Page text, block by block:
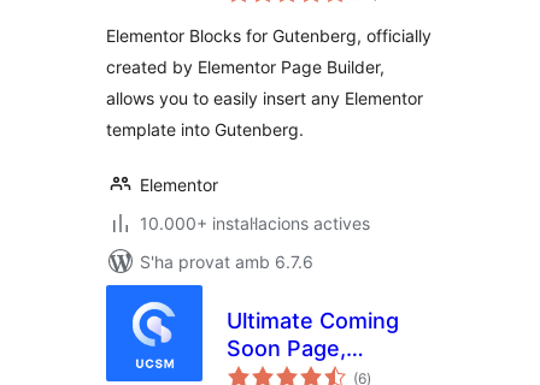
Elementor Blocks for Gutenberg, officially
created by Elementor Page Builder,
allows you to easily insert any Elementor
template into Gutenberg.
Elementor
10.000+ instal·lacions actives
S'ha provat amb 6.7.6
Ultimate Coming
Soon Page,
Maintenance Mode
(6puntuacions
)